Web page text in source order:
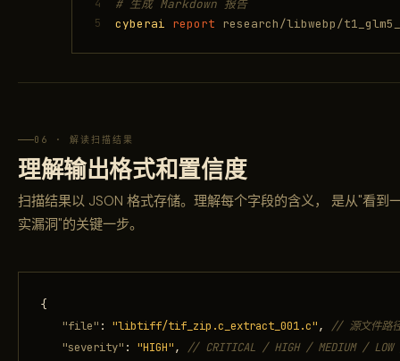
4 # 生成 Markdown 报告
5 cyberai report research/libwebp/
06 · 解读扫描结果
理解输出格式和置信度
扫描结果以 JSON 格式存储。理解每个字段的含义， 是从"看到
实漏洞"的关键一步。
{
"file" : "libtiff/tif_zip.c_extract_001.c",
// 源文件路
"severity" : "HIGH",
// CRITICAL / HIGH / MEDIUM / LOW